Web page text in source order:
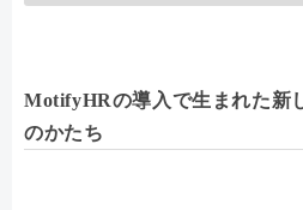
MotifyHRの導入で生まれた新
のかたち